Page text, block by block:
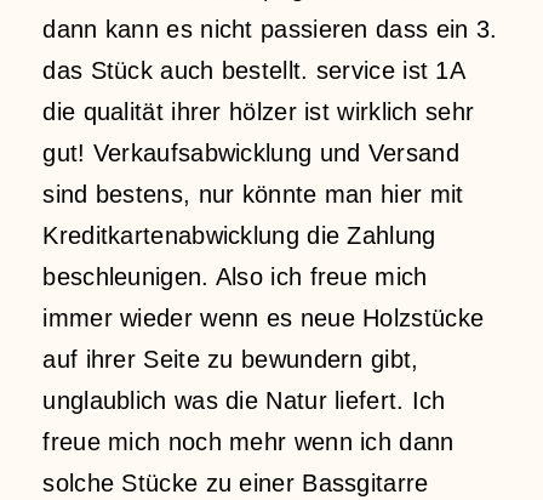
dann kann es nicht passieren dass ein 3.
das Stück auch bestellt. service ist 1A
die qualität ihrer hölzer ist wirklich sehr
gut! Verkaufsabwicklung und Versand
sind bestens, nur könnte man hier mit
Kreditkartenabwicklung die Zahlung
beschleunigen. Also ich freue mich
immer wieder wenn es neue Holzstücke
auf ihrer Seite zu bewundern gibt,
unglaublich was die Natur liefert. Ich
freue mich noch mehr wenn ich dann
solche Stücke zu einer Bassgitarre